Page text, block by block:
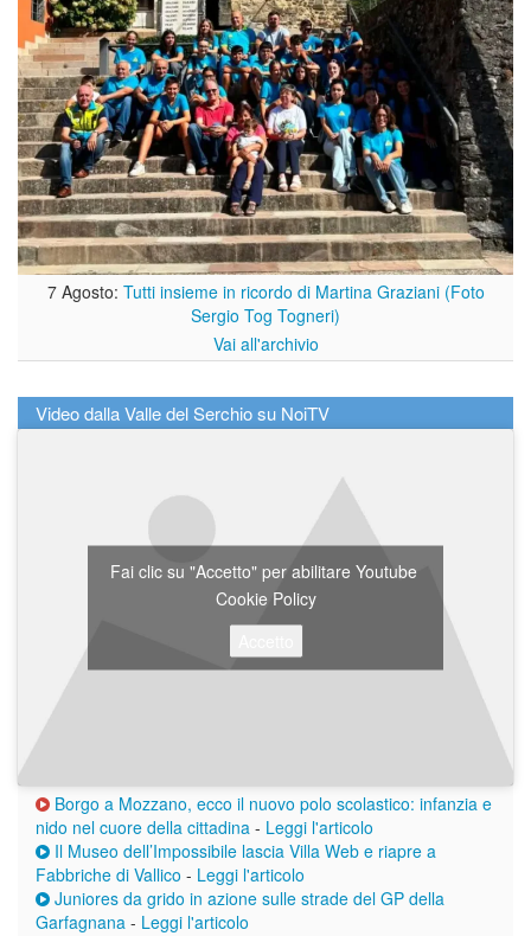
7 Agosto: Tutti insieme in ricordo di Martina Graziani (Foto
Sergio Tog Togneri)
Vai all'archivio
Video dalla Valle del Serchio su NoiTV
Fai clic su "Accetto" per abilitare Youtube
Cookie Policy
Borgo a Mozzano, ecco il nuovo polo scolastico: infanzia e
nido nel cuore della cittadina - Leggi l'articolo
Il Museo dell’Impossibile lascia Villa Web e riapre a
Fabbriche di Vallico - Leggi l'articolo
Juniores da grido in azione sulle strade del GP della
Garfagnana - Leggi l'articolo